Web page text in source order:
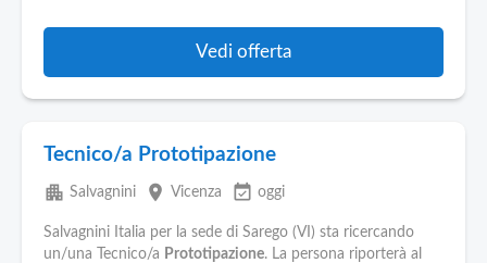
Vedi offerta
Tecnico/a Prototipazione
apartment Salvagnini place Vicenza event_available oggi
Salvagnini Italia per la sede di Sarego (VI) sta ricercando
un/una Tecnico/a Prototipazione. La persona riporterà al